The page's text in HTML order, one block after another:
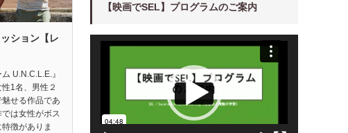
ション【レ
U.N.C.L.E.』
1名、男性２
せる作品であ
では女性がボス
徴がありま
【映画でSEL】プログラムのご案内
動